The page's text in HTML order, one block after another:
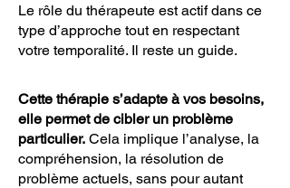
Le rôle du thérapeute est actif dans ce
type d’approche tout en respectant
votre temporalité. Il reste un guide.
Cette thérapie s’adapte à vos besoins,
elle permet de cibler un problème
particulier. Cela implique l’analyse, la
compréhension, la résolution de
problème actuels, sans pour autant